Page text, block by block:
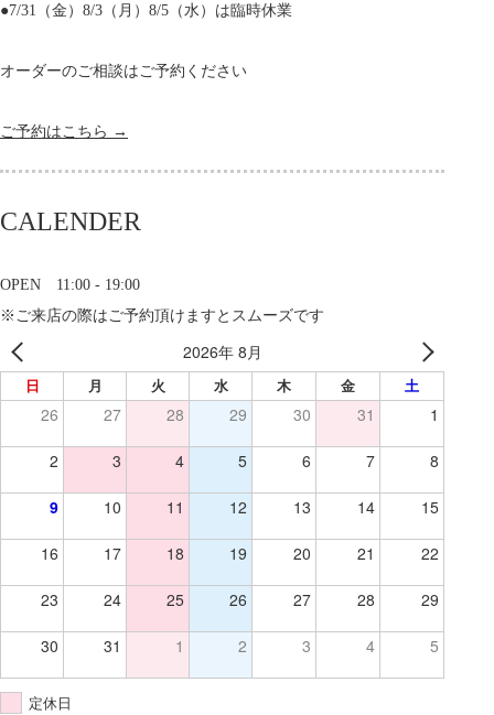
●7/31（金）8/3（月）8/5（水）は臨時休業
オーダーのご相談はご予約ください
ご予約はこちら →
CALENDER
OPEN 11:00 - 19:00
※ご来店の際はご予約頂けますとスムーズです
2026年 8月
日 月 火 水 木 金 土
26 27 28 29 30 31 1
2 3 4 5 6 7 8
9 10 11 12 13 14 15
16 17 18 19 20 21 22
23 24 25 26 27 28 29
30 31 1 2 3 4 5
定休日